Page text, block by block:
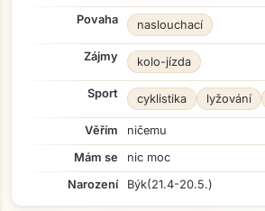
Povaha naslouchací
Zájmy kolo-jízda
Sport cyklistika lyžování
Věřím
ničemu
Mám se
nic moc
Narození
Býk(21.4-20.5.)